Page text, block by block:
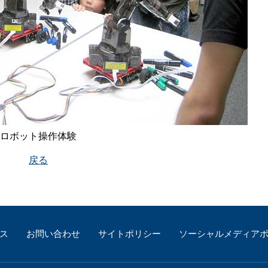
ロボット操作体験
戻る
お問い合わせ サイトポリシー ソーシャルメディア